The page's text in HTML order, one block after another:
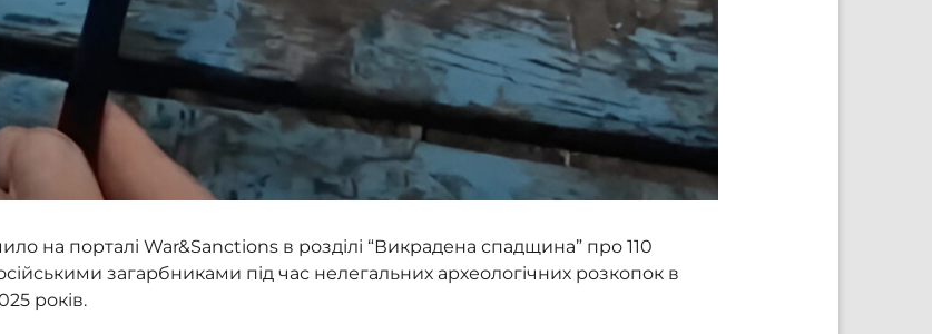
на порталі War&Sanctions в розділі “Викрадена спадщина” про 110
загарбниками під час нелегальних археологічних розкопок в
років.